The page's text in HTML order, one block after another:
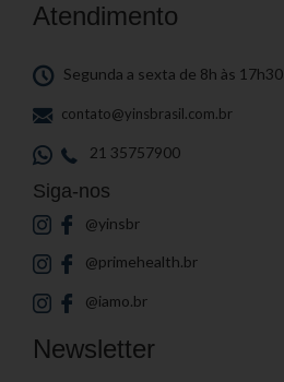
Atendimento
Segunda a sexta de 8h às 17h30
contato@yinsbrasil.com.br
21 35757900
Siga-nos
@yinsbr
@primehealth.br
@iamo.br
Newsletter